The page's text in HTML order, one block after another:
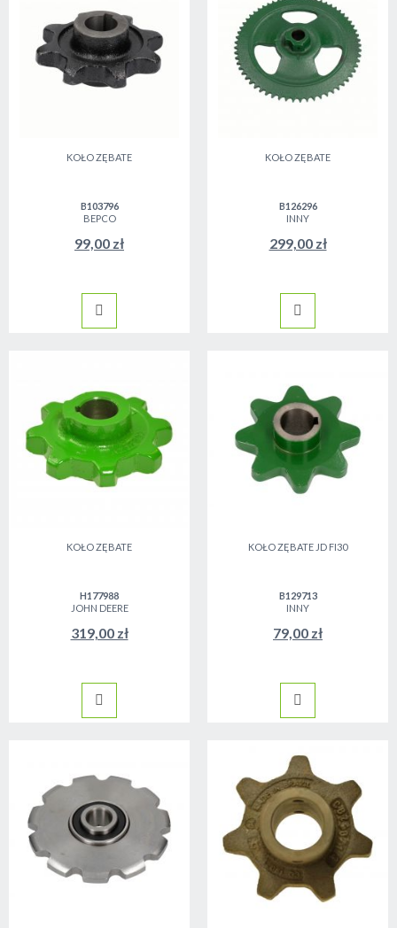
KOŁO ZĘBATE
B103796
BEPCO
99,00 zł
KOŁO ZĘBATE
B126296
INNY
299,00 zł
KOŁO ZĘBATE
H177988
JOHN DEERE
319,00 zł
KOŁO ZĘBATE JD FI30
B129713
INNY
79,00 zł